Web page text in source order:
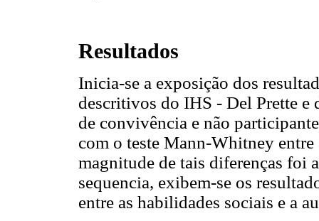
Resultados
Inicia-se a exposição dos
descritivos do IHS - Del Prette e
de convivência e não
com o teste Mann-Whitney
magnitude de tais diferenças foi
sequencia, exibem-se os
entre as habilidades sociais e a